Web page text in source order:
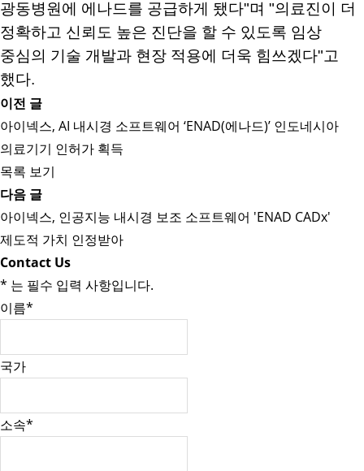
광동병원에 에나드를 공급하게 됐다"며 "의료진이 더
정확하고 신뢰도 높은 진단을 할 수 있도록 임상
중심의 기술 개발과 현장 적용에 더욱 힘쓰겠다"고
했다.
이전 글
아이넥스, AI 내시경 소프트웨어 ‘ENAD(에나드)’ 인도네시아
의료기기 인허가 획득
목록 보기
다음 글
아이넥스, 인공지능 내시경 보조 소프트웨어 'ENAD CADx'
제도적 가치 인정받아
Contact Us
* 는 필수 입력 사항입니다.
이름*
국가
소속*